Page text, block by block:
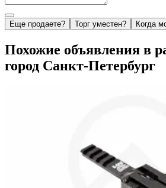
Еще продаете? Торг уместен? Когда
Похожие объявления в
город Санкт-Петербург